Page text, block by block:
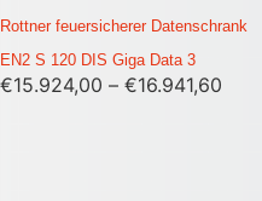
Rottner feuersicherer Datenschrank
EN2 S 120 DIS Giga Data 3
€15.924,00 – €16.941,60